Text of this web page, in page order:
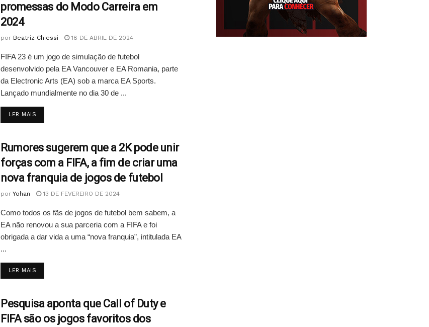
promessas do Modo Carreira em
2024
por Beatriz Chiessi 18 DE ABRIL DE 2024
FIFA 23 é um jogo de simulação de futebol
desenvolvido pela EA Vancouver e EA Romania, parte
da Electronic Arts (EA) sob a marca EA Sports.
Lançado mundialmente no dia 30 de ...
LER MAIS
Rumores sugerem que a 2K pode unir
forças com a FIFA, a fim de criar uma
nova franquia de jogos de futebol
por Yohan 13 DE FEVEREIRO DE 2024
Como todos os fãs de jogos de futebol bem sabem, a
EA não renovou a sua parceria com a FIFA e foi
obrigada a dar vida a uma “nova franquia”, intitulada EA
...
LER MAIS
Pesquisa aponta que Call of Duty e
FIFA são os jogos favoritos dos